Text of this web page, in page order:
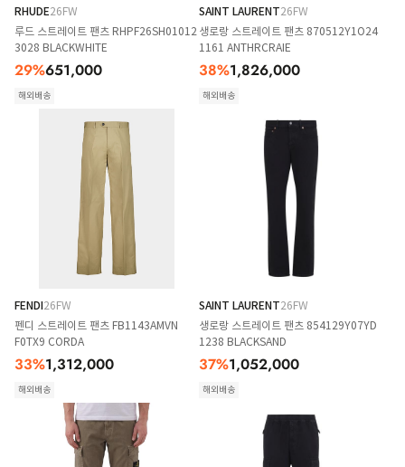
RHUDE26FW
루드 스트레이트 팬츠 RHPF26SH01012
3028 BLACKWHITE
29%651,000
해외배송
SAINT LAURENT26FW
생로랑 스트레이트 팬츠 870512Y1O24
1161 ANTHRCRAIE
38%1,826,000
해외배송
FENDI26FW
펜디 스트레이트 팬츠 FB1143AMVN
F0TX9 CORDA
33%1,312,000
해외배송
SAINT LAURENT26FW
생로랑 스트레이트 팬츠 854129Y07YD
1238 BLACKSAND
37%1,052,000
해외배송